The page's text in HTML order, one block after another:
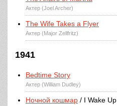
Актер (Joel Archer)
The Wife Takes a Flyer
Актер (Major Zellfritz)
1941
Bedtime Story
Актер (William Dudley)
Ночной кошмар / I Wake Up